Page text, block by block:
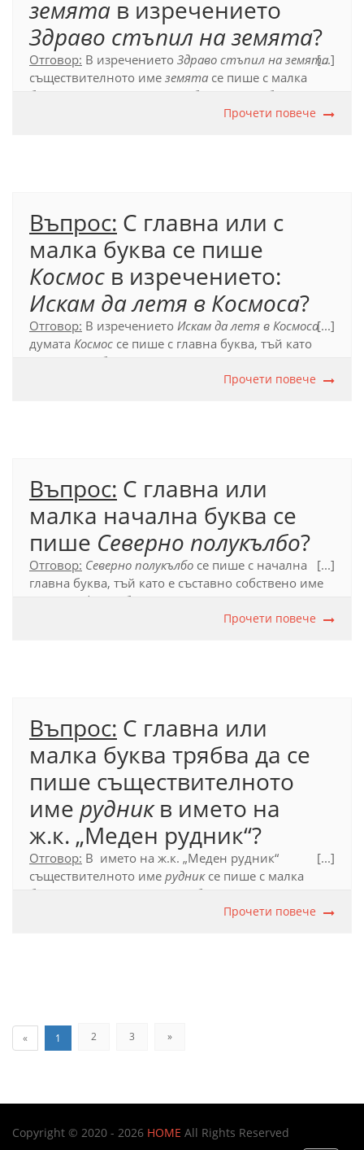
земята в изречението
Здраво стъпил на земята?
Отговор: В изречението Здраво стъпил на земята
съществителното име земята се пише с малка
буква, тъй като не е употребено като собствено
име на астрономически обект. Това е
[...]
Прочети повече
Въпрос: С главна или с
малка буква се пише
Космос в изречението:
Искам да летя в Космоса?
Отговор: В изречението Искам да летя в Космоса
думата Космос се пише с главна буква, тъй като
означава собствено име на астрономически
обект. Когато се използва метафорично, като
[...]
Прочети повече
Въпрос: С главна или
малка начална буква се
пише Северно полукълбо?
Отговор: Северно полукълбо се пише с начална
главна буква, тъй като е съставно собствено име
на географски обект.
[...]
Прочети повече
Въпрос: С главна или
малка буква трябва да се
пише съществителното
име рудникв името на
ж.к. „Меден рудник“?
Отговор: В името на ж.к. „Меден рудник“
съществителното име рудниксе пише с малка
буква. Когато съставното собствено име не
включва друго собствено име, с главна буква се
[...]
Прочети повече
« 1 2 3 »
Copyright © 2020 - 2026 HOME All Rights Reserved